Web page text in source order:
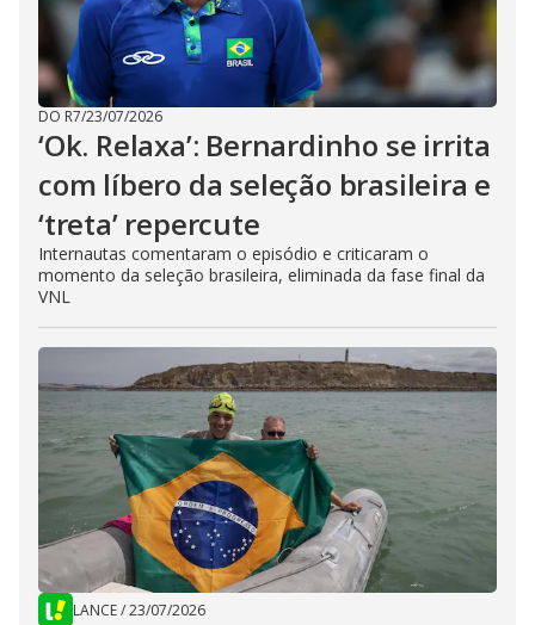
DO R7/23/07/2026
‘Ok. Relaxa’: Bernardinho se irrita
com líbero da seleção brasileira e
‘treta’ repercute
Internautas comentaram o episódio e criticaram o
momento da seleção brasileira, eliminada da fase final da
VNL
LANCE/23/07/2026